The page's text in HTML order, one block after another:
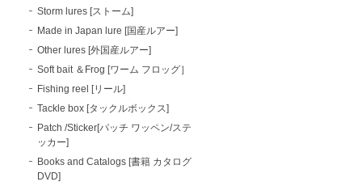
Storm lures [ストーム]
Made in Japan lure [国産ルアー]
Other lures [外国産ルアー]
Soft bait ＆Frog [ワーム フロッグ］
Fishing reel [リール]
Tackle box [タックルボックス]
Patch /Sticker[パッチ ワッペン/ステ
ッカー]
Books and Catalogs [書籍 カタログ
DVD]